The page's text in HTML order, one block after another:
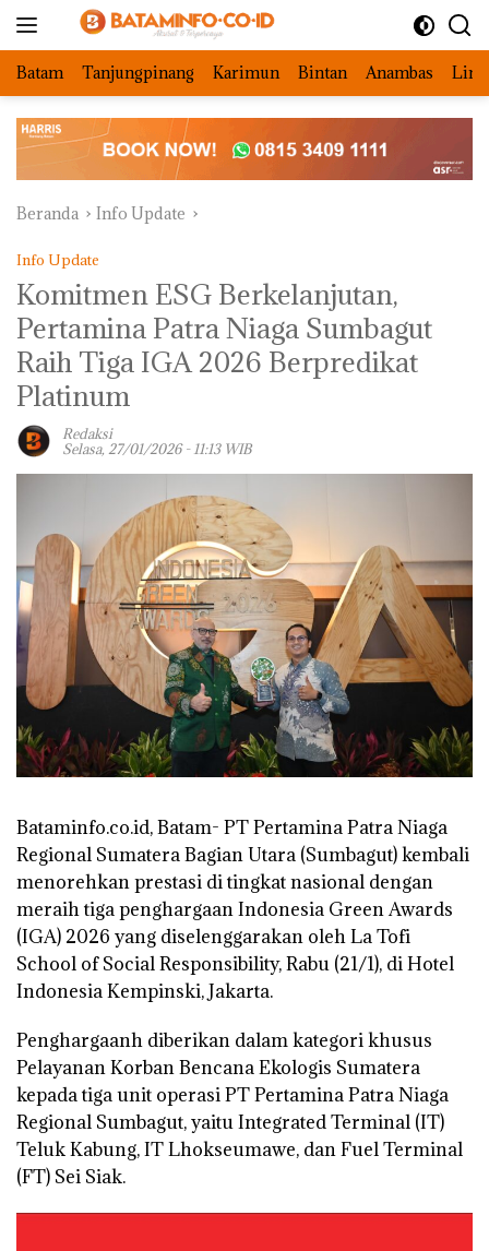
Batam Tanjungpinang Karimun Bintan Anambas
Beranda Info Update
Info Update
Komitmen ESG Berkelanjutan,
Pertamina Patra Niaga Sumbagut
Raih Tiga IGA 2026 Berpredikat
Platinum
Redaksi
Selasa, 27/01/2026 - 11:13 WIB
Bataminfo.co.id, Batam- PT Pertamina Patra Niaga
Regional Sumatera Bagian Utara (Sumbagut) kembali
menorehkan prestasi di tingkat nasional dengan
meraih tiga penghargaan Indonesia Green Awards
(IGA) 2026 yang diselenggarakan oleh La Tofi
School of Social Responsibility, Rabu (21/1), di Hotel
Indonesia Kempinski, Jakarta.
Penghargaanh diberikan dalam kategori khusus
Pelayanan Korban Bencana Ekologis Sumatera
kepada tiga unit operasi PT Pertamina Patra Niaga
Regional Sumbagut, yaitu Integrated Terminal (IT)
Teluk Kabung, IT Lhokseumawe, dan Fuel Terminal
(FT) Sei Siak.